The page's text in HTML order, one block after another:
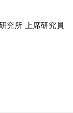
究所 上席研究員